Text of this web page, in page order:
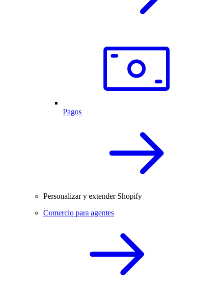
Pagos
Personalizar y extender Shopify
Comercio para agentes